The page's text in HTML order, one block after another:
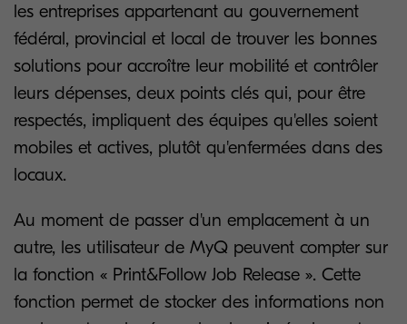
les entreprises appartenant au gouvernement
fédéral, provincial et local de trouver les bonnes
solutions pour accroître leur mobilité et contrôler
leurs dépenses, deux points clés qui, pour être
respectés, impliquent des équipes qu'elles soient
mobiles et actives, plutôt qu'enfermées dans des
locaux.
Au moment de passer d'un emplacement à un
autre, les utilisateur de MyQ peuvent compter sur
la fonction « Print&Follow Job Release ». Cette
fonction permet de stocker des informations non